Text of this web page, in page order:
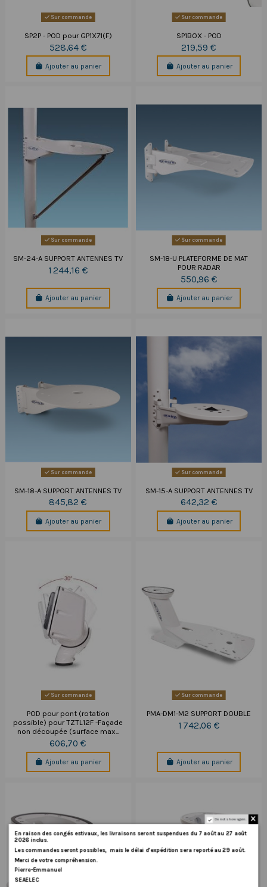
Sur commande
SP2P - POD pour GP1X71(F)
528,64 €
Ajouter au panier
Sur commande
SP1BOX - POD
219,59 €
Ajouter au panier
Sur commande
SM-24-A SUPPORT ANTENNES TV
1 244,16 €
Ajouter au panier
Sur commande
SM-18-U PLATEFORME DE MAT
POUR RADAR
550,96 €
Ajouter au panier
Sur commande
SM-18-A SUPPORT ANTENNES TV
845,82 €
Ajouter au panier
Sur commande
SM-15-A SUPPORT ANTENNES TV
642,32 €
Ajouter au panier
Sur commande
POD pour pont (rotation
possible) pour TZTL12F -Façade
non découpée (surface max...
606,70 €
Ajouter au panier
Sur commande
PMA-DM1-M2 SUPPORT DOUBLE
1 742,06 €
Ajouter au panier
Do not show again.
En raison des congés estivaux, les livraisons seront suspendues du 7 août au 27 août
2026 inclus.
Les commandes seront possibles, mais le délai d’expédition sera reporté au 29 août.
Merci de votre compréhension.
Pierre-Emmanuel
SEAELEC